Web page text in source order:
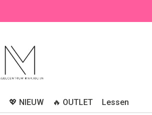
💖 NIEUW 🔥 OUTLET Lessen